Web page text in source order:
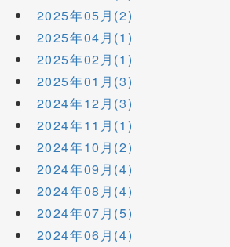
2025年05月(2)
2025年04月(1)
2025年02月(1)
2025年01月(3)
2024年12月(3)
2024年11月(1)
2024年10月(2)
2024年09月(4)
2024年08月(4)
2024年07月(5)
2024年06月(4)